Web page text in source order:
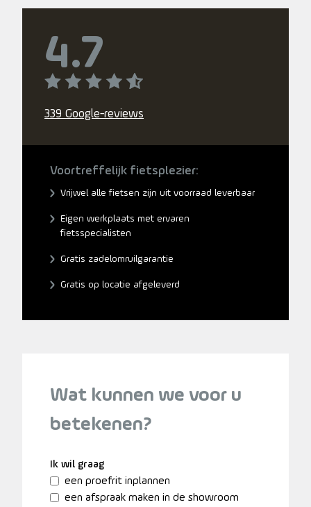
4.7
339 Google-reviews
Voortreffelijk fietsplezier:
Vrijwel alle fietsen zijn uit voorraad leverbaar
Eigen werkplaats met ervaren
fietsspecialisten
Gratis zadelomruilgarantie
Gratis op locatie afgeleverd
Wat kunnen we voor u
betekenen?
Ik wil graag
een proefrit inplannen
een afspraak maken in de showroom